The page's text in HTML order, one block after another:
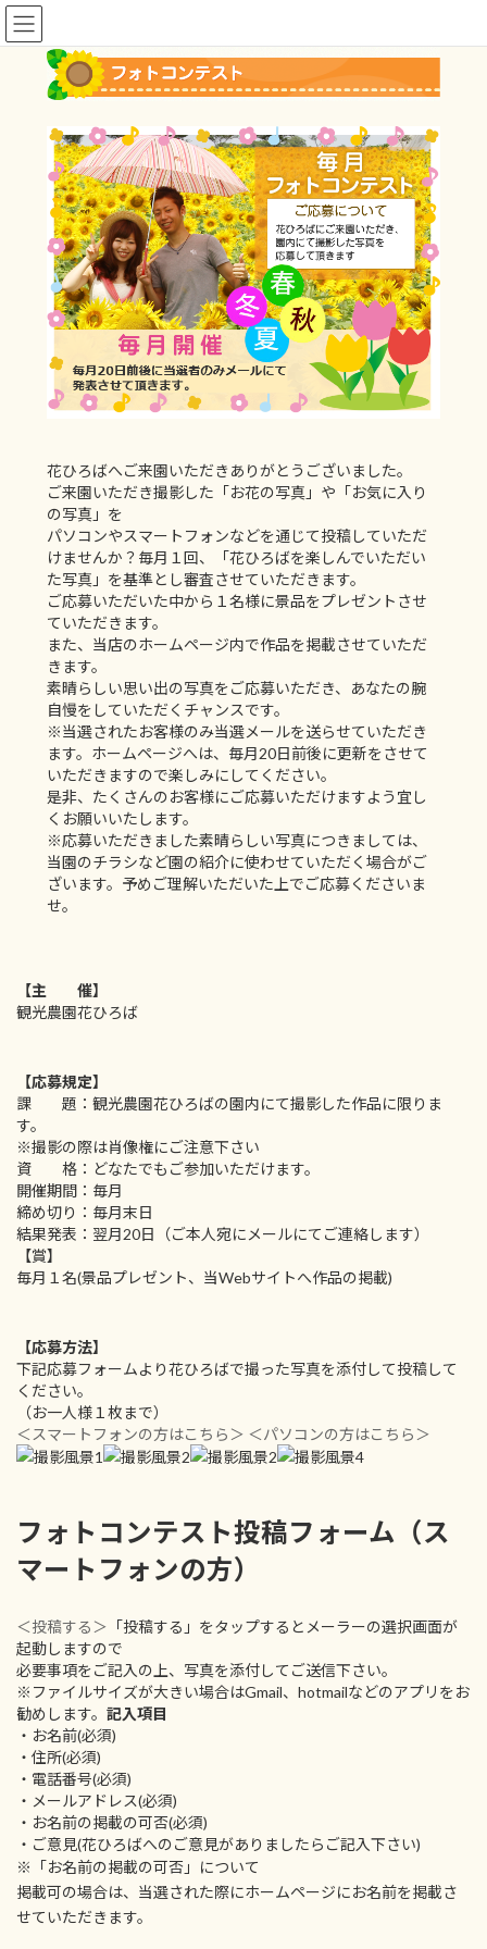
コ
ン
ナ
ビ
花ひろばへご来園いただきありがとうございました。
ご来園いただき撮影した「お花の写真」や「お気に入り
の写真」を
パソコンやスマートフォンなどを通じて投稿していただ
けませんか？毎月１回、「花ひろばを楽しんでいただい
た写真」を基準とし審査させていただきます。
ご応募いただいた中から１名様に景品をプレゼントさせ
ていただきます。
また、当店のホームページ内で作品を掲載させていただ
きます。
素晴らしい思い出の写真をご応募いただき、あなたの腕
自慢をしていただくチャンスです。
※当選されたお客様のみ当選メールを送らせていただき
ます。ホームページへは、毎月20日前後に更新をさせて
いただきますので楽しみにしてください。
是非、たくさんのお客様にご応募いただけますよう宜し
くお願いいたします。
※応募いただきました素晴らしい写真につきましては、
当園のチラシなど園の紹介に使わせていただく場合がご
ざいます。予めご理解いただいた上でご応募くださいま
せ。
【主 催】
観光農園花ひろば
【応募規定】
課 題：観光農園花ひろばの園内にて撮影した作品に限りま
す。
※撮影の際は肖像権にご注意下さい
資 格：どなたでもご参加いただけます。
開催期間：毎月
締め切り：毎月末日
結果発表：翌月20日（ご本人宛にメールにてご連絡します）
【賞】
毎月１名(景品プレゼント、当Webサイトへ作品の掲載)
【応募方法】
下記応募フォームより花ひろばで撮った写真を添付して投稿して
ください。
（お一人様１枚まで）
＜スマートフォンの方はこちら＞ ＜パソコンの方はこちら＞
フォトコンテスト投稿フォーム（ス
マートフォンの方）
＜投稿する＞ 「投稿する」をタップするとメーラーの選択画面が
起動しますので
必要事項をご記入の上、写真を添付してご送信下さい。
※ファイルサイズが大きい場合はGmail、hotmailなどのアプリをお
勧めします。 記入項目
・お名前(必須)
・住所(必須)
・電話番号(必須)
・メールアドレス(必須)
・お名前の掲載の可否(必須)
・ご意見(花ひろばへのご意見がありましたらご記入下さい)
※「お名前の掲載の可否」について
掲載可の場合は、当選された際にホームページにお名前を掲載さ
せていただきます。